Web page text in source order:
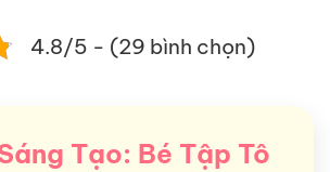
4.8/5 - (29 bình chọn)
Tạo: Bé Tập Tô